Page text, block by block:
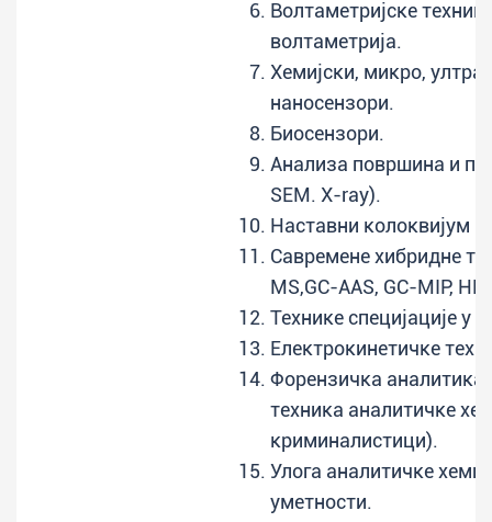
Волтаметријске
волтаметрија.
Хемијски, микро,
наносензори.
Биосензори.
Анализа површина и
SEM. X-ray).
Наставни колоквијум
Савремене хибридне
MS,GC-AAS, GC-MIP,
Технике специјације у
Електрокинетичке
Форензичка
техника аналитичке
криминалистици).
Улога аналитичке
уметности.